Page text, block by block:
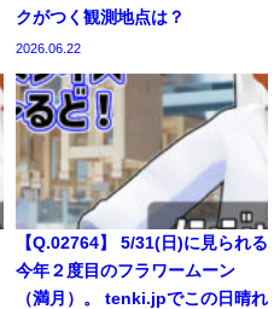
クがつく観測地点は？
2026.06.22
【Q.02764】 5/31(日)に見られる
今年２度目のフラワームーン
（満月）。 tenki.jpでこの日晴れ